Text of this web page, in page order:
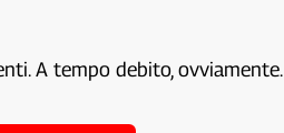
A tempo debito, ovviamente.